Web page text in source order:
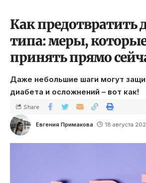
Как предотвратить
типа: меры,
принять прямо
Даже небольшие шаги могут
диабета и осложнений – вот как!
Евгения Примакова 18 августа
Share